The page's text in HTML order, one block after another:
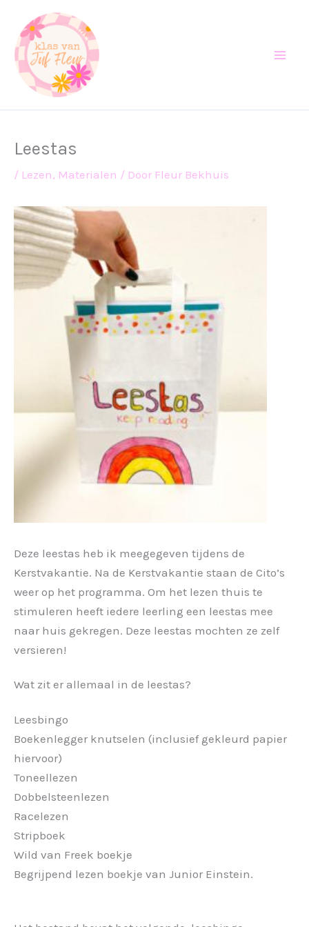
naar
inhoud
Leestas
/ Lezen, Materialen / Door Fleur Bekhuis
Deze leestas heb ik meegegeven tijdens de
Kerstvakantie. Na de Kerstvakantie staan de Cito’s
weer op het programma. Om het lezen thuis te
stimuleren heeft iedere leerling een leestas mee
naar huis gekregen. Deze leestas mochten ze zelf
versieren!
Wat zit er allemaal in de leestas?
Leesbingo
Boekenlegger knutselen (inclusief gekleurd papier
hiervoor)
Toneellezen
Dobbelsteenlezen
Racelezen
Stripboek
Wild van Freek boekje
Begrijpend lezen boekje van Junior Einstein.